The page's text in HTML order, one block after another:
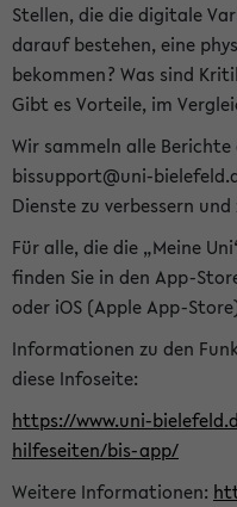
Stellen, die die digitale
darauf bestehen, eine
bekommen? Was sind
Gibt es Vorteile, im
Wir sammeln alle Berichte
bissupport@uni-
Dienste zu verbessern
Für alle, die die „Meine
finden Sie in den App-
oder iOS (Apple App-
Informationen zu den
diese Infoseite:
https://www.uni-
hilfeseiten/bis-app/
Weitere Informationen: